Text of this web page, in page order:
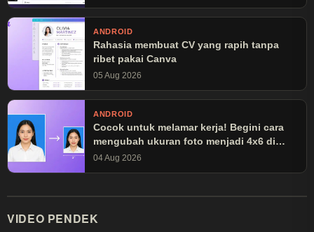
ANDROID
Rahasia membuat CV yang rapih tanpa
ribet pakai Canva
05 Aug 2026
ANDROID
Cocok untuk melamar kerja! Begini cara
mengubah ukuran foto menjadi 4x6 di
Canva
04 Aug 2026
VIDEO PENDEK